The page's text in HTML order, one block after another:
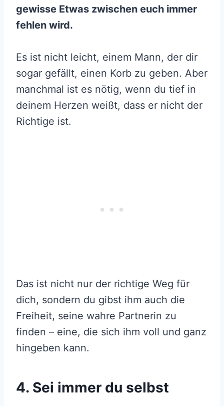
gewisse Etwas zwischen euch immer
fehlen wird.
Es ist nicht leicht, einem Mann, der dir
sogar gefällt, einen Korb zu geben. Aber
manchmal ist es nötig, wenn du tief in
deinem Herzen weißt, dass er nicht der
Richtige ist.
Das ist nicht nur der richtige Weg für
dich, sondern du gibst ihm auch die
Freiheit, seine wahre Partnerin zu
finden – eine, die sich ihm voll und ganz
hingeben kann.
4. Sei immer du selbst